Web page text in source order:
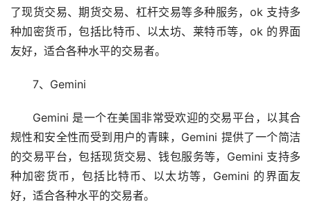
了现货交易、期货交易、杠杆交易等多种服务，ok 支持多
种加密货币，包括比特币、以太坊、莱特币等，ok 的界面
友好，适合各种水平的交易者。
7、Gemini
Gemini 是一个在美国非常受欢迎的交易平台，以其合
规性和安全性而受到用户的青睐，Gemini 提供了一个简洁
的交易平台，包括现货交易、钱包服务等，Gemini 支持多
种加密货币，包括比特币、以太坊等，Gemini 的界面友
好，适合各种水平的交易者。